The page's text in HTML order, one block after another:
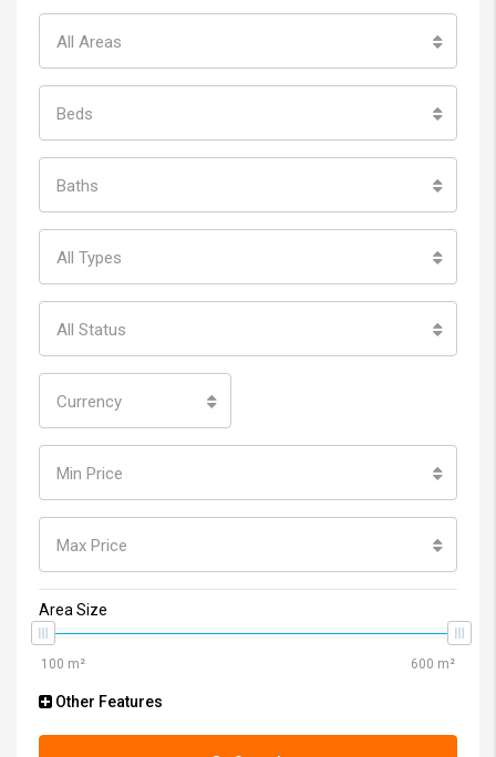
All Areas
Beds
Baths
All Types
All Status
Currency
Min Price
Max Price
Area Size
Other Features